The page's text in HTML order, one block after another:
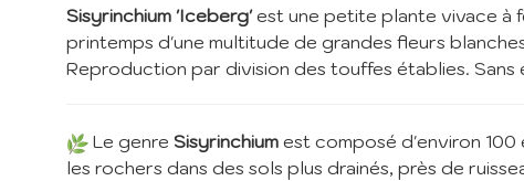
Sisyrinchium 'Iceberg'est une petite plante vivace à
printemps d'une multitude de grandes fleurs
Reproduction par division des touffes établies.
Le genre Sisyrinchium est composé d'environ 100
les rochers dans des sols plus drainés, près de
Inscrivez
EMail :